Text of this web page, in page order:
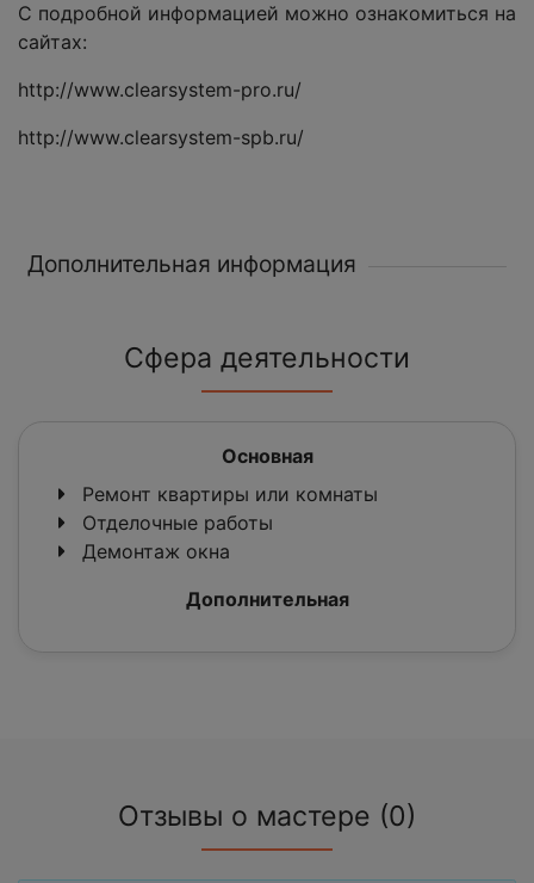
С подробной информацией можно ознакомиться на
сайтах:
http://www.clearsystem-pro.ru/
http://www.clearsystem-spb.ru/
Дополнительная информация
Сфера деятельности
Основная
Ремонт квартиры или комнаты
Отделочные работы
Демонтаж окна
Дополнительная
Отзывы о мастере (0)